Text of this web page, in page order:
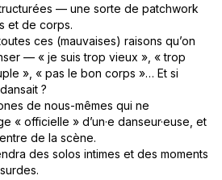
— une sorte de patchwork
et de corps.
ces (mauvaises) raisons qu’on
— « je suis trop vieux », « trop
», « pas le bon corps »… Et si
?
de nous-mêmes qui ne
« officielle » d’un·e danseur·euse, et
de la scène.
des solos intimes et des moments